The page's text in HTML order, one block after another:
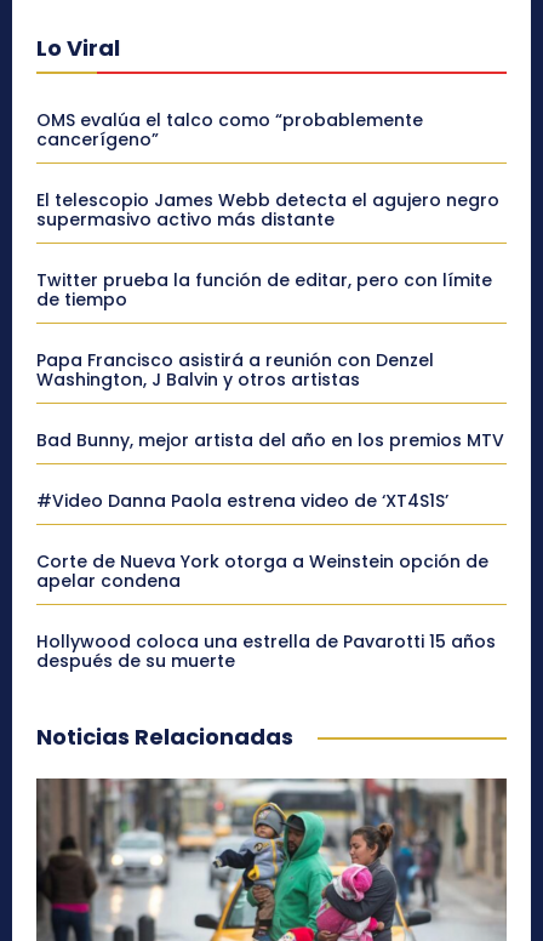
Lo Viral
OMS evalúa el talco como “probablemente
cancerígeno”
El telescopio James Webb detecta el agujero negro
supermasivo activo más distante
Twitter prueba la función de editar, pero con límite
de tiempo
Papa Francisco asistirá a reunión con Denzel
Washington, J Balvin y otros artistas
Bad Bunny, mejor artista del año en los premios MTV
#Video Danna Paola estrena video de ‘XT4S1S’
Corte de Nueva York otorga a Weinstein opción de
apelar condena
Hollywood coloca una estrella de Pavarotti 15 años
después de su muerte
Noticias Relacionadas